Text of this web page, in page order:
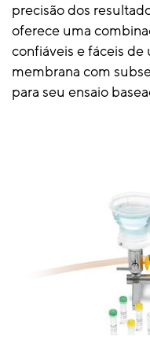
precisão dos
oferece uma
confiáveis e fáceis de
membrana com
para seu ensaio